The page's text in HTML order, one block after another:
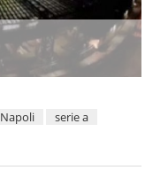
Napoli
serie a